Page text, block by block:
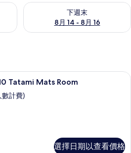
供應情況
下週末
8月 14 - 8月 16
查看下週末 (8月 14 - 8月 16)
Tatami Mats Room
數計費)
選擇日期以查看價格